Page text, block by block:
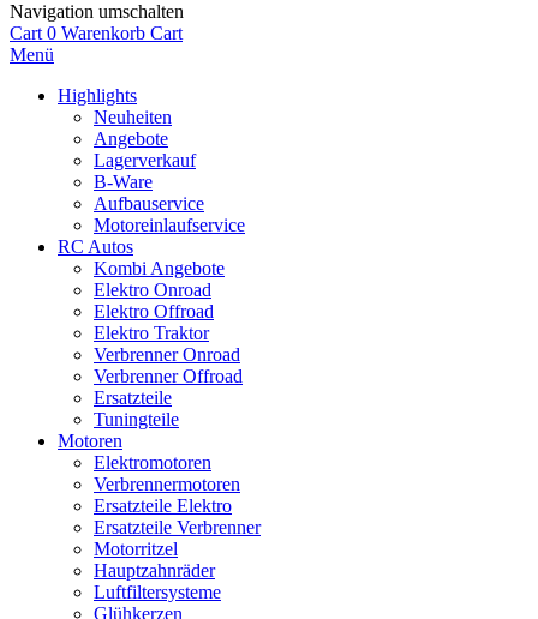
Navigation umschalten
Cart 0 Warenkorb Cart
Menü
Highlights
Neuheiten
Angebote
Lagerverkauf
B-Ware
Aufbauservice
Motoreinlaufservice
RC Autos
Kombi Angebote
Elektro Onroad
Elektro Offroad
Elektro Traktor
Verbrenner Onroad
Verbrenner Offroad
Ersatzteile
Tuningteile
Motoren
Elektromotoren
Verbrennermotoren
Ersatzteile Elektro
Ersatzteile Verbrenner
Motorritzel
Hauptzahnräder
Luftfiltersysteme
Glühkerzen